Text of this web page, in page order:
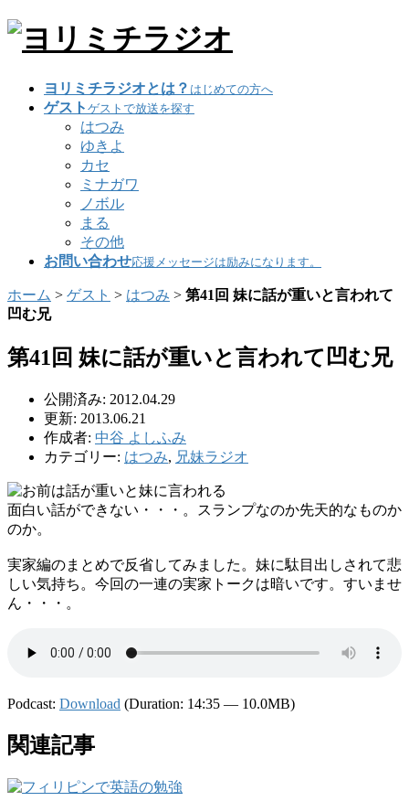
ヨリミチラジオとは？ はじめての方へ
ゲスト ゲストで放送を探す
はつみ
ゆきよ
カセ
ミナガワ
ノボル
まる
その他
お問い合わせ応援メッセージは励みになります。
ホーム > ゲスト > はつみ > 第41回 妹に話が重いと言われて
凹む兄
第41回 妹に話が重いと言われて凹む兄
公開済み: 2012.04.29
更新: 2013.06.21
作成者: 中谷 よしふみ
カテゴリー: はつみ, 兄妹ラジオ
面白い話ができない・・・。スランプなのか先天的なものか
のか。
実家編のまとめで反省してみました。妹に駄目出しされて悲
しい気持ち。今回の一連の実家トークは暗いです。すいませ
ん・・・。
Podcast: Download (Duration: 14:35 — 10.0MB)
関連記事